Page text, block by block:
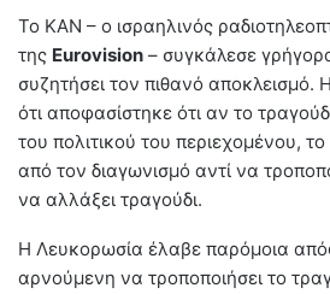
Το KAN – ο ισραηλινός
της Eurovision – συγκάλεσε
συζητήσει τον πιθανό αποκλεισμό.
ότι αποφασίστηκε ότι αν το
του πολιτικού του περιεχομένου,
από τον διαγωνισμό αντί να
να αλλάξει τραγούδι.
Η Λευκορωσία έλαβε παρόμοια
αρνούμενη να τροποποιήσει το